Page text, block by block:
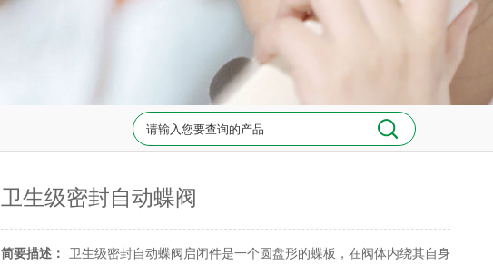
卫生级密封自动蝶阀
简要描述：
卫生级密封自动蝶阀启闭件是一个圆盘形的蝶板，在阀体内绕其自身